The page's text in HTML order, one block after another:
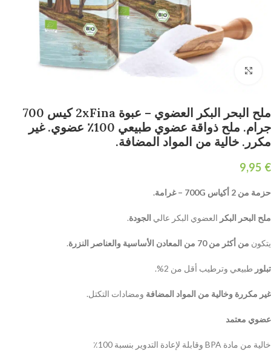
ملح البحر البكر العضوي – عبوة 2xFina كيس 700
جرام. ملح ذواقة عضوي طبيعي 100٪ عضوي. غير
مكرر. خالية من المواد المضافة.
€
حزمة من 2 أكياس 700G – غرامة.
ملح البحر البكر العضوي البكر عالي الجودة.
يتكون من أكثر من 70 من المعادن الأساسية والعناصر النزرة .
تبلور طبيعي وترطيب أقل من 2%.
غير مكررة وخالية من المواد المضافة ومضادات التكتل.
عضوي معتمد
خالية من مادة BPA وقابلة لإعادة التدوير بنسبة 100٪